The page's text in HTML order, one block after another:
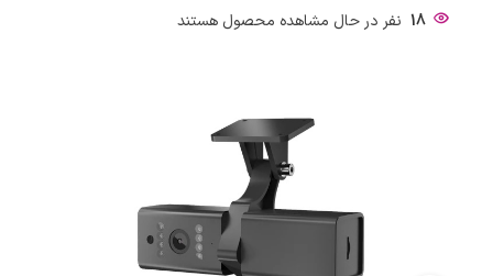
18 نفر در حال مشاهده محصول هستند